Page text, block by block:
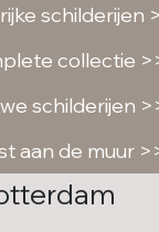
schilderijen
collectie
schilderijen
aan de muur